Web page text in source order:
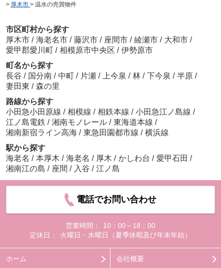
> 厚木市 > 温水の売買物件
市区町村から探す
厚木市 / 海老名市 / 藤沢市 / 座間市 / 綾瀬市 / 大和市 /
愛甲郡愛川町 / 相模原市中央区 / 伊勢原市
町名から探す
長谷 / 国分南 / 中町 / 片瀬 / 上今泉 / 林 / 下今泉 / 半原 /
妻田東 / 森の里
路線から探す
小田急小田原線 / 相模線 / 相鉄本線 / 小田急江ノ島線 /
江ノ島電鉄 / 湘南モノレール / 東海道本線 /
湘南新宿ライン高海 / 東急田園都市線 / 横浜線
駅から探す
海老名 / 本厚木 / 海老名 / 厚木 / かしわ台 / 愛甲石田 /
湘南江の島 / 座間 / 入谷 / 江ノ島
電話でお問い合わせ
営業時間：
10：00～18：00
定休日：
火曜日・水曜日（夏季休暇及び年末年始）
ホーム 会社概要